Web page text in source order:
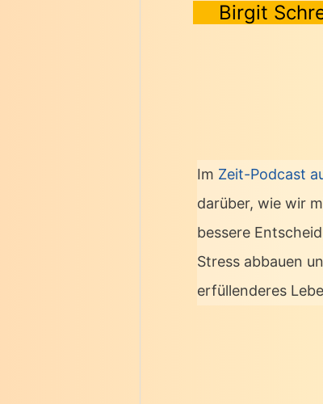
Birgit
Im Zeit-Podcast
darüber, wie wir
bessere
Stress abbauen
erfüllenderes